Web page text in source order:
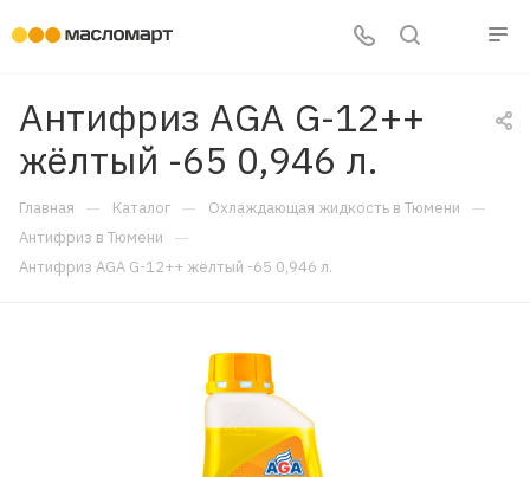
Антифриз AGA G-12++
жёлтый -65 0,946 л.
Главная — Каталог — Охлаждающая жидкость в Тюмени —
Антифриз в Тюмени —
Антифриз AGA G-12++ жёлтый -65 0,946 л.